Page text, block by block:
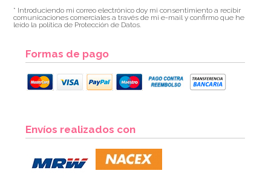
* Introduciendo mi correo electrónico doy mi consentimiento a recibir
comunicaciones comerciales a través de mi e-mail y confirmo que he
leído la política de Protección de Datos.
Formas de pago
Envíos realizados con